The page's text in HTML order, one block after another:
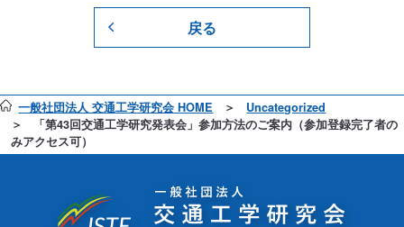
戻る
一般社団法人 交通工学研究会 HOME
Uncategorized
「第43回交通工学研究発表会」参加方法のご案内（参加登録完了者の
みアクセス可）